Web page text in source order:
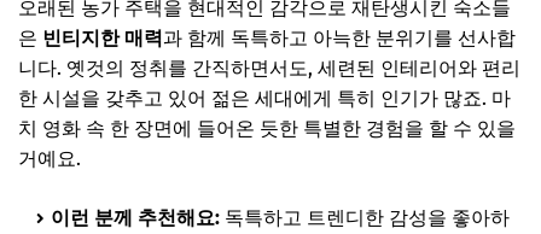
오래된 농가 주택을 현대적인 감각으로 재탄생시킨 숙소들
은 빈티지한 매력과 함께 독특하고 아늑한 분위기를 선사합
니다. 옛것의 정취를 간직하면서도, 세련된 인테리어와 편리
한 시설을 갖추고 있어 젊은 세대에게 특히 인기가 많죠. 마
치 영화 속 한 장면에 들어온 듯한 특별한 경험을 할 수 있을
거예요.
이런 분께 추천해요: 독특하고 트렌디한 감성을 좋아하